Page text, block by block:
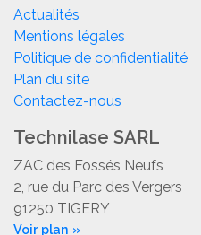
Actualités
Mentions légales
Politique de confidentialité
Plan du site
Contactez-nous
Technilase SARL
ZAC des Fossés Neufs
2, rue du Parc des Vergers
91250 TIGERY
Voir plan »